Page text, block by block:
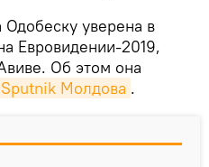
уверена в
Евровидении-2019,
Об этом она
Молдова .